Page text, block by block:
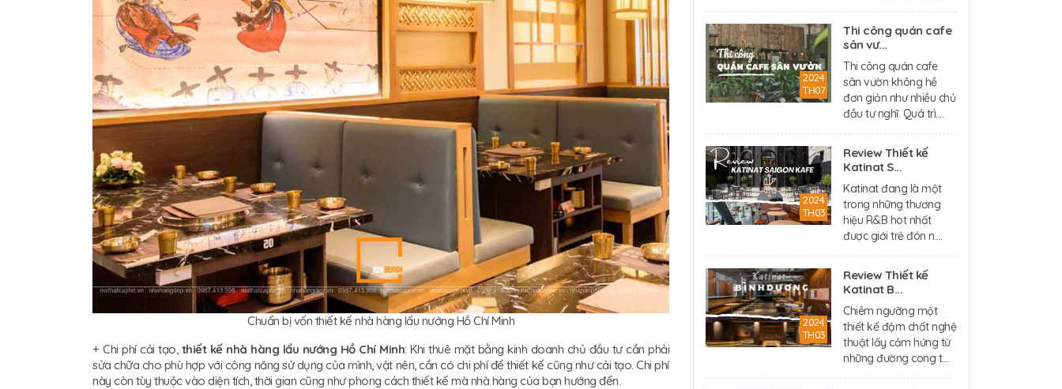
Chuẩn bị vốn thiết kế nhà hàng lẩu nướng Hồ Chí Minh
+ Chi phí cải tạo,thiết kế nhà hàng lẩu nướng Hồ Chí Minh: Khi thuê mặt bằng kinh doanh chủ đầu tư cần phải
sửa chữa cho phù hợp với công năng sử dụng của mình, vật nên, cần có chi phí để thiết kế cũng như cải tạo. Chi phí
này còn tùy thuộc vào diện tích, thời gian cũng như phong cách thiết kế mà nhà hàng của bạn hướng đến.
2024
TH07
Thi công quán cafe
sân vư...
Thi công quán cafe
sân vườn không hề
đơn giản như nhiều chủ
đầu tư nghĩ. Quá trì....
2024
TH03
Review Thiết kế
Katinat S...
Katinat đang là một
trong những thương
hiệu R&B hot nhất
được giới trẻ đón n....
2024
TH03
Review Thiết kế
Katinat B...
Chiêm ngưỡng một
thiết kế đậm chất nghệ
thuật lấy cảm hứng từ
những đường cong t....